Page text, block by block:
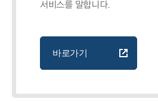
서비스를 말합니다.
바로가기